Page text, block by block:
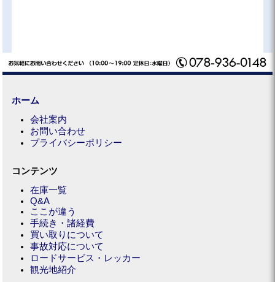
ホーム
会社案内
お問い合わせ
プライバシーポリシー
コンテンツ
在庫一覧
Q&A
ここが違う
手続き・諸経費
買い取りについて
事故対応について
ロードサービス・レッカー
観光地紹介